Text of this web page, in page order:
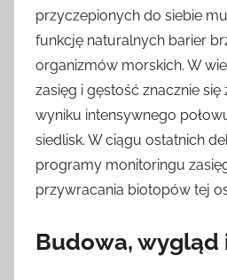
przyczepionych do siebie
funkcję naturalnych barier
organizmów morskich. W
zasięg i gęstość znacznie się
wyniku intensywnego
siedlisk. W ciągu ostatnich
programy monitoringu
przywracania biotopów tej
Budowa, wygląd